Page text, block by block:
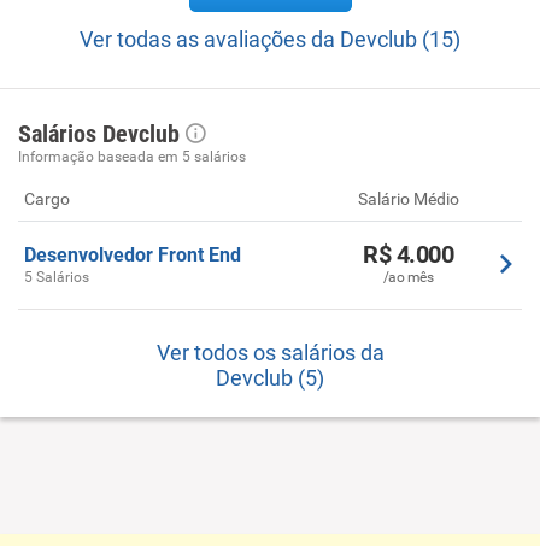
Ver todas as avaliações da Devclub (15)
Salários Devclub
Informação baseada em 5 salários
Cargo Salário Médio
Desenvolvedor Front End
5 Salários
R$ 4.000
/ao mês
Ver todos os salários da
Devclub (5)